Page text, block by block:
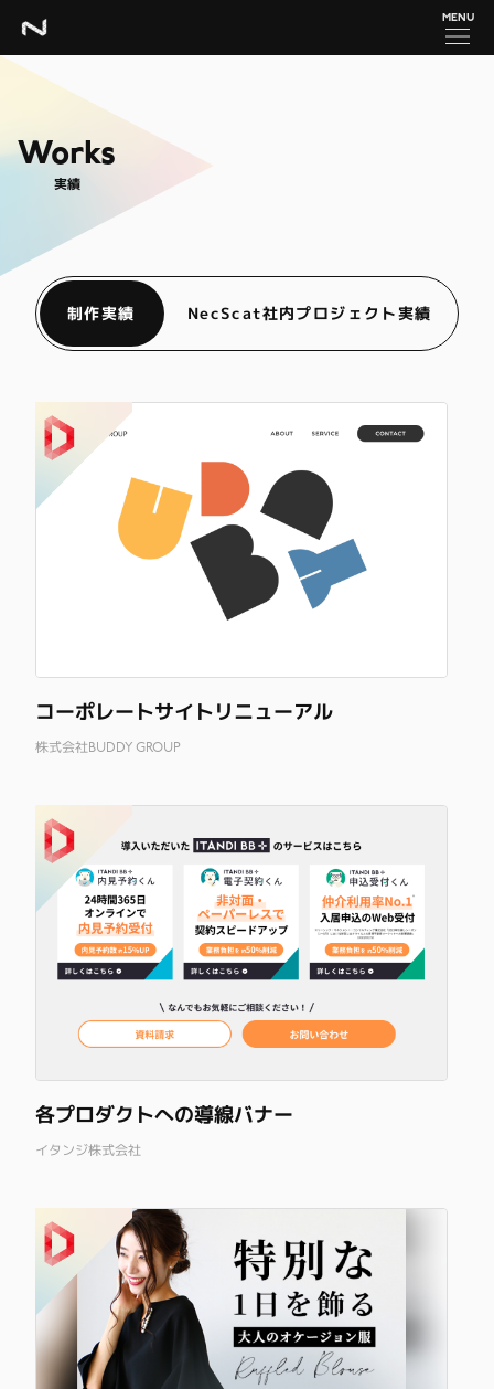
MENU
Works
実績
制作実績 NecScat社内プロジェクト実績
コーポレートサイトリニューアル
株式会社BUDDY GROUP
各プロダクトへの導線バナー
イタンジ株式会社